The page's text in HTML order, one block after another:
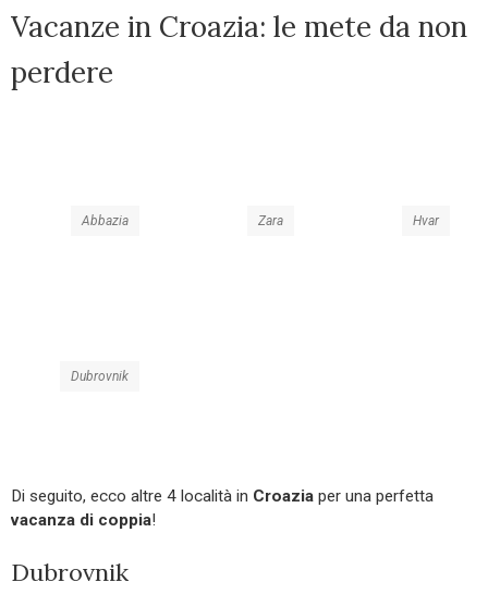
Vacanze in Croazia: le mete da non
perdere
Abbazia Zara Hvar
Dubrovnik
Di seguito, ecco altre 4 località in Croazia per una perfetta
vacanza di coppia!
Dubrovnik